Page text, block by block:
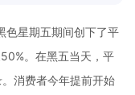
色星期五期间创下了平
。在黑五当天，平
消费者今年提前开始